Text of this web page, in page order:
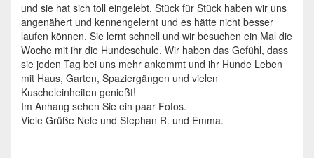
und sie hat sich toll eingelebt. Stück für Stück haben wir uns
angenähert und kennengelernt und es hätte nicht besser
laufen können. Sie lernt schnell und wir besuchen ein Mal die
Woche mit ihr die Hundeschule. Wir haben das Gefühl, dass
sie jeden Tag bei uns mehr ankommt und ihr Hunde Leben
mit Haus, Garten, Spaziergängen und vielen
Kuscheleinheiten genießt!
Im Anhang sehen Sie ein paar Fotos.
Viele Grüße Nele und Stephan R. und Emma.